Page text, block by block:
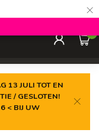
×
0
13 JULI TOT EN
/ GESLOTEN!
< BIJ UW